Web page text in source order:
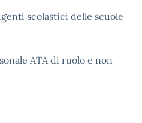
scolastici delle scuole
ATA di ruolo e non